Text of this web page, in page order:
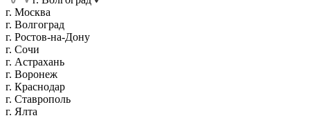
г. Москва
г. Волгоград
г. Ростов-на-Дону
г. Сочи
г. Астрахань
г. Воронеж
г. Краснодар
г. Ставрополь
г. Ялта